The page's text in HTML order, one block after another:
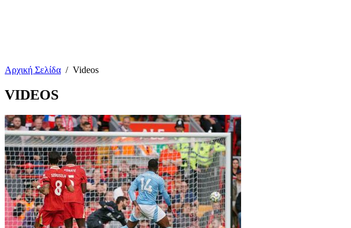
Αρχική Σελίδα / Videos
VIDEOS